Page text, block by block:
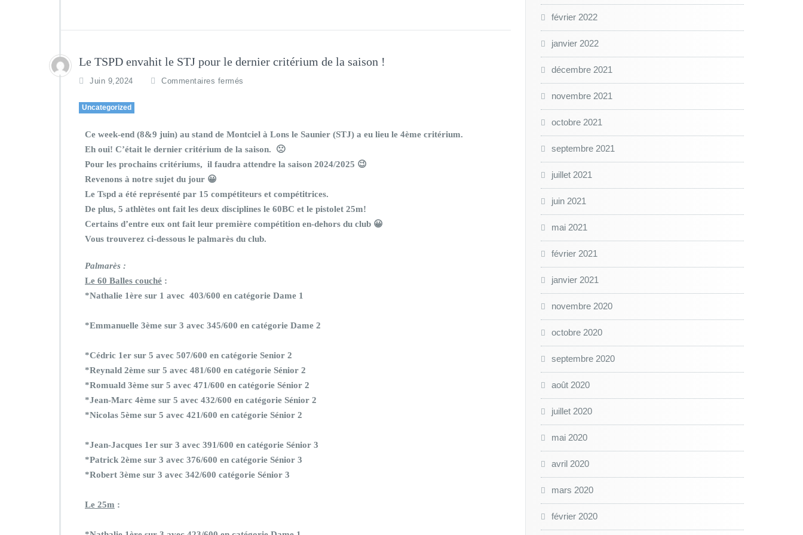
Le TSPD envahit le STJ pour le dernier critérium de la saison !
Juin 9,2024 Commentaires fermés
Uncategorized
Ce week-end (8&9 juin) au stand de Montciel à Lons le Saunier (STJ) a eu lieu le 4ème critérium.
Eh oui! C’était le dernier critérium de la saison. 🙁
Pour les prochains critériums, il faudra attendre la saison 2024/2025 😉
Revenons à notre sujet du jour 😀
Le Tspd a été représenté par 15 compétiteurs et compétitrices.
De plus, 5 athlètes ont fait les deux disciplines le 60BC et le pistolet 25m!
Certains d’entre eux ont fait leur première compétition en-dehors du club 😀
Vous trouverez ci-dessous le palmarès du club.
Palmarès :
Le 60 Balles couché :
*Nathalie 1ère sur 1 avec 403/600 en catégorie Dame 1
*Emmanuelle 3ème sur 3 avec 345/600 en catégorie Dame 2
*Cédric 1er sur 5 avec 507/600 en catégorie Senior 2
*Reynald 2ème sur 5 avec 481/600 en catégorie Sénior 2
*Romuald 3ème sur 5 avec 471/600 en catégorie Sénior 2
*Jean-Marc 4ème sur 5 avec 432/600 en catégorie Sénior 2
*Nicolas 5ème sur 5 avec 421/600 en catégorie Sénior 2
*Jean-Jacques 1er sur 3 avec 391/600 en catégorie Sénior 3
*Patrick 2ème sur 3 avec 376/600 en catégorie Sénior 3
*Robert 3ème sur 3 avec 342/600 catégorie Sénior 3
Le 25m :
février 2022
janvier 2022
décembre 2021
novembre 2021
octobre 2021
septembre 2021
juillet 2021
juin 2021
mai 2021
février 2021
janvier 2021
novembre 2020
octobre 2020
septembre 2020
août 2020
juillet 2020
mai 2020
avril 2020
mars 2020
février 2020